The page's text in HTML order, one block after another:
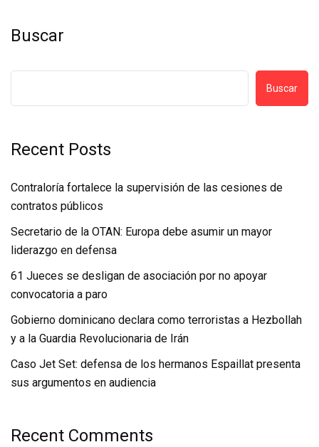
Buscar
Buscar
Recent Posts
Contraloría fortalece la supervisión de las cesiones de
contratos públicos
Secretario de la OTAN: Europa debe asumir un mayor
liderazgo en defensa
61 Jueces se desligan de asociación por no apoyar
convocatoria a paro
Gobierno dominicano declara como terroristas a Hezbollah
y a la Guardia Revolucionaria de Irán
Caso Jet Set: defensa de los hermanos Espaillat presenta
sus argumentos en audiencia
Recent Comments